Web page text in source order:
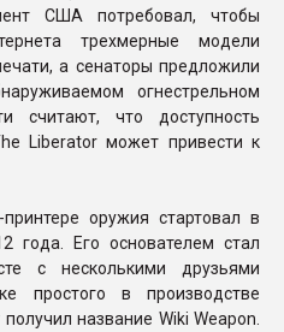
США потребовал, чтобы
трехмерные модели
а сенаторы предложили
огнестрельном
считают, что доступность
Liberator может привести к
оружия стартовал в
года. Его основателем стал
с несколькими друзьями
простого в производстве
название Wiki Weapon.